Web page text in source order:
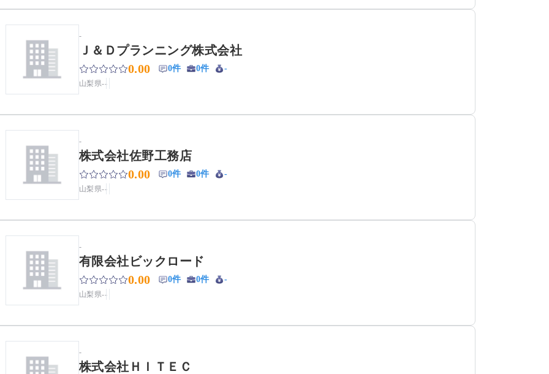
-
Ｊ＆Ｄプランニング株式会社
0.00
0件 0件 -
山梨県--
-
株式会社佐野工務店
0.00
0件 0件 -
山梨県--
-
有限会社ビックロード
0.00
0件 0件 -
山梨県--
-
株式会社ＨＩＴＥＣ